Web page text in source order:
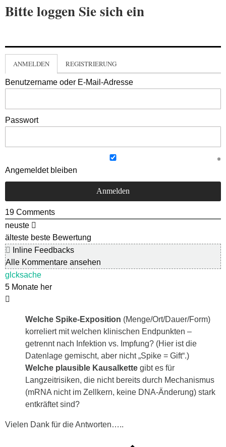
Bitte loggen Sie sich ein
ANMELDEN REGISTRIERUNG
Benutzername oder E-Mail-Adresse
Passwort
Angemeldet bleiben
19 Comments
neuste
älteste beste Bewertung
Inline Feedbacks
Alle Kommentare ansehen
glcksache
5 Monate her
Welche Spike-Exposition (Menge/Ort/Dauer/Form)
korreliert mit welchen klinischen Endpunkten –
getrennt nach Infektion vs. Impfung? (Hier ist die
Datenlage gemischt, aber nicht „Spike = Gift“.)
Welche plausible Kausalkette gibt es für
Langzeitrisiken, die nicht bereits durch Mechanismus
(mRNA nicht im Zellkern, keine DNA-Änderung) stark
entkräftet sind?
Vielen Dank für die Antworten…..